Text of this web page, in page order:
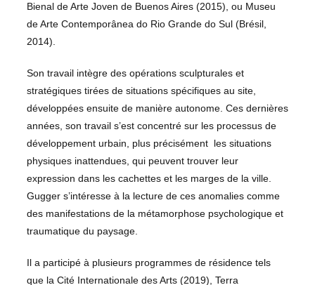
Bienal de Arte Joven de Buenos Aires (2015), ou Museu
de Arte Contemporânea do Rio Grande do Sul (Brésil,
2014).
Son travail intègre des opérations sculpturales et
stratégiques tirées de situations spécifiques au site,
développées ensuite de manière autonome. Ces dernières
années, son travail s’est concentré sur les processus de
développement urbain, plus précisément les situations
physiques inattendues, qui peuvent trouver leur
expression dans les cachettes et les marges de la ville.
Gugger s’intéresse à la lecture de ces anomalies comme
des manifestations de la métamorphose psychologique et
traumatique du paysage.
Il a participé à plusieurs programmes de résidence tels
que la Cité Internationale des Arts (2019), Terra